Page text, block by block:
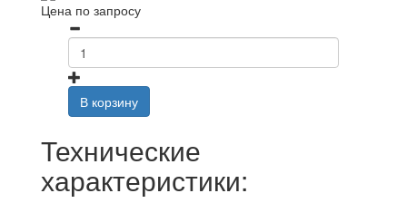
Цена по запросу
В корзину
Технические
характеристики: